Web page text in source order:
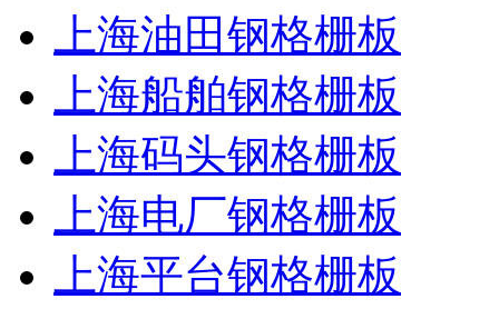
上海油田钢格栅板
上海船舶钢格栅板
上海码头钢格栅板
上海电厂钢格栅板
上海平台钢格栅板